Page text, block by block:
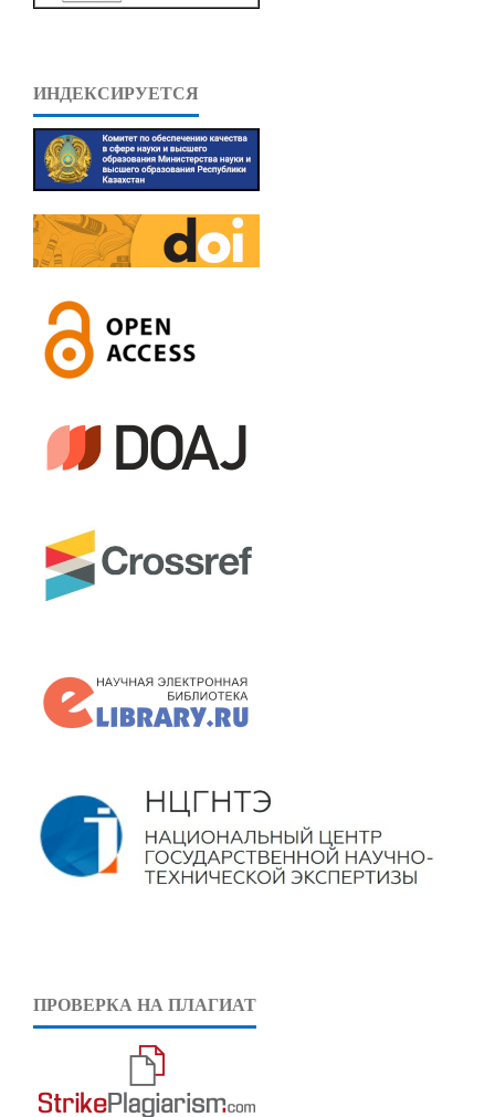
ИНДЕКСИРУЕТСЯ
ПРОВЕРКА НА ПЛАГИАТ